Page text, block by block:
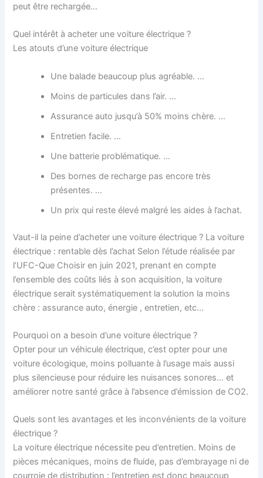
peut être rechargée…
Quel intérêt à acheter une voiture électrique ?
Les atouts d’une voiture électrique
Une balade beaucoup plus agréable. …
Moins de particules dans l’air. …
Assurance auto jusqu’à 50% moins chère. …
Entretien facile. …
Une batterie problématique. …
Des bornes de recharge pas encore très
présentes. …
Un prix qui reste élevé malgré les aides à l’achat.
Vaut-il la peine d’acheter une voiture électrique ? La voiture
électrique : rentable dès l’achat Selon l’étude réalisée par
l’UFC-Que Choisir en juin 2021, prenant en compte
l’ensemble des coûts liés à son acquisition, la voiture
électrique serait systématiquement la solution la moins
chère : assurance auto, énergie , entretien, etc…
Pourquoi on a besoin d’une voiture électrique ?
Opter pour un véhicule électrique, c’est opter pour une
voiture écologique, moins polluante à l’usage mais aussi
plus silencieuse pour réduire les nuisances sonores… et
améliorer notre santé grâce à l’absence d’émission de CO2.
Quels sont les avantages et les inconvénients de la voiture
électrique ?
La voiture électrique nécessite peu d’entretien. Moins de
pièces mécaniques, moins de fluide, pas d’embrayage ni de
courroie de distribution : l’entretien est donc beaucoup